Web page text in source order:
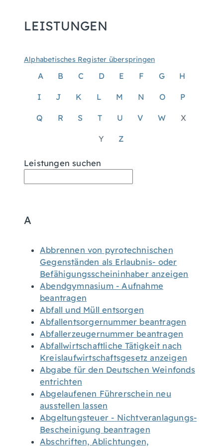
LEISTUNGEN
Alphabetisches Register überspringen
A B C D E F G H
I J K L M N O P
Q R S T U V W X
Y Z
Leistungen suchen
A
Abbrennen von pyrotechnischen
Gegenständen als Erlaubnis- oder
Befähigungsscheininhaber anzeigen
Abendgymnasium - Aufnahme
beantragen
Abfall und Müll entsorgen
Abfallentsorgernummer beantragen
Abfallerzeugernummer beantragen
Abfallwirtschaftliche Tätigkeit nach
Kreislaufwirtschaftsgesetz anzeigen
Abgabe für den Deutschen Weinfonds
entrichten
Abgelaufenen Führerschein neu
ausstellen lassen
Abgeltungsteuer - Nichtveranlagungs-
Bescheinigung beantragen
Abschriften, Ablichtungen,